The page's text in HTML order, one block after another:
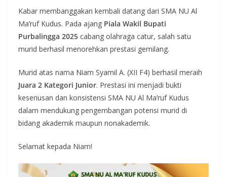
Kabar membanggakan kembali datang dari SMA NU Al
Ma’ruf Kudus. Pada ajang Piala Wakil Bupati
Purbalingga 2025 cabang olahraga catur, salah satu
murid berhasil menorehkan prestasi gemilang.
Murid atas nama Niam Syamil A. (XII F4) berhasil meraih
Juara 2 Kategori Junior. Prestasi ini menjadi bukti
keseriusan dan konsistensi SMA NU Al Ma’ruf Kudus
dalam mendukung pengembangan potensi murid di
bidang akademik maupun nonakademik.
Selamat kepada Niam!